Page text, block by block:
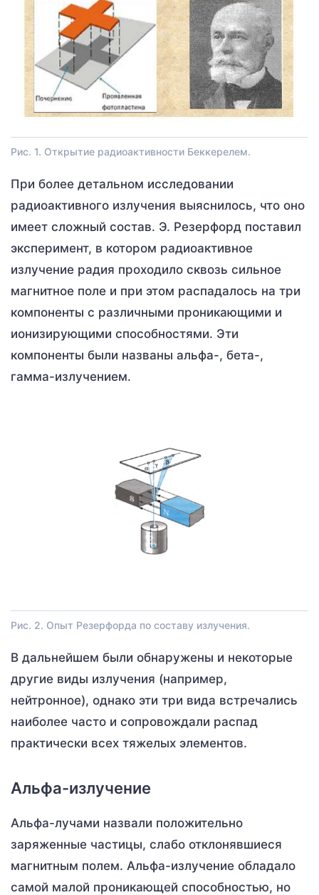
Рис. 1. Открытие радиоактивности Беккерелем.
При более детальном исследовании
радиоактивного излучения выяснилось, что оно
имеет сложный состав. Э. Резерфорд поставил
эксперимент, в котором радиоактивное
излучение радия проходило сквозь сильное
магнитное поле и при этом распадалось на три
компоненты с различными проникающими и
ионизирующими способностями. Эти
компоненты были названы альфа-, бета-,
гамма-излучением.
Рис. 2. Опыт Резерфорда по составу излучения.
В дальнейшем были обнаружены и некоторые
другие виды излучения (например,
нейтронное), однако эти три вида встречались
наиболее часто и сопровождали распад
практически всех тяжелых элементов.
Альфа-излучение
Альфа-лучами назвали положительно
заряженные частицы, слабо отклонявшиеся
магнитным полем. Альфа-излучение обладало
самой малой проникающей способностью, но